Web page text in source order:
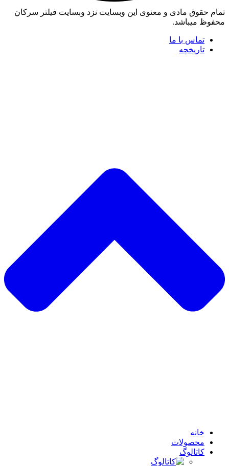
تمام حقوق مادی و معنوی این وبسایت نزد وبسایت فیلتر سرکان
محفوظ میباشد.
تماس با ما
تاریخچه
خانه
محصولات
کاتالوگ